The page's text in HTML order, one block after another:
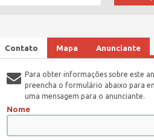
Contato Mapa Anunciante
Para obter informações sobre este
preencha o formulário abaixo para
uma mensagem para o anunciante.
Nome